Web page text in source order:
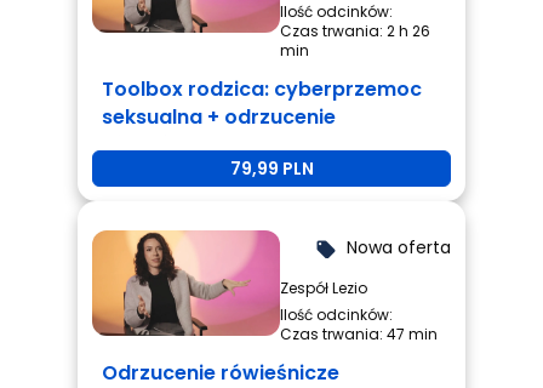
Ilość odcinków:
Czas trwania: 2 h 26
min
Toolbox rodzica: cyberprzemoc
seksualna + odrzucenie
rówieśnicze + przemoc
79,99 PLN
local_offer Nowa oferta
Zespół Lezio
Ilość odcinków:
Czas trwania: 47 min
Odrzucenie rówieśnicze